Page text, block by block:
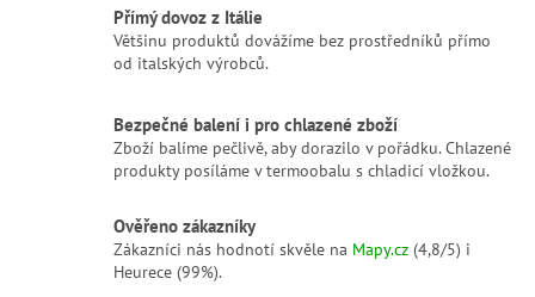
Přímý dovoz z Itálie
Většinu produktů dovážíme bez prostředníků přímo
od italských výrobců.
Bezpečné balení i pro chlazené zboží
Zboží balíme pečlivě, aby dorazilo v pořádku. Chlazené
produkty posíláme v termoobalu s chladicí vložkou.
Ověřeno zákazníky
Zákazníci nás hodnotí skvěle na Mapy.cz (4,8/5) i
Heurece (99%).